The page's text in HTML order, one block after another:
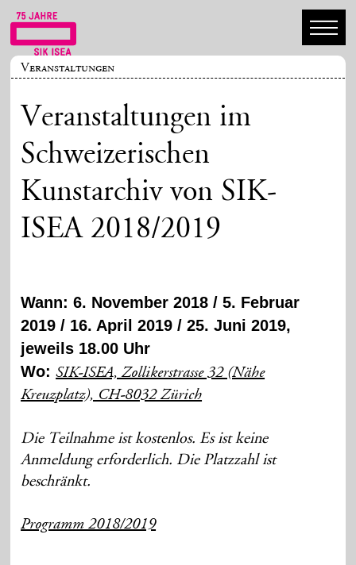
Veranstaltungen
Veranstaltungen im
Schweizerischen
Kunstarchiv von SIK-
ISEA 2018/2019
Wann: 6. November 2018 / 5. Februar
2019 / 16. April 2019 / 25. Juni 2019,
jeweils 18.00 Uhr
Wo:SIK-ISEA, Zollikerstrasse 32 (Nähe
Kreuzplatz), CH-8032 Zürich
Die Teilnahme ist kostenlos. Es ist keine
Anmeldung erforderlich. Die Platzzahl ist
beschränkt.
Programm 2018/2019